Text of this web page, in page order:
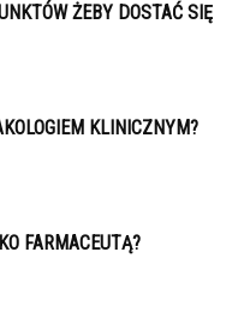
ŻEBY DOSTAĆ SIĘ
KLINICZNYM?
FARMACEUTĄ?